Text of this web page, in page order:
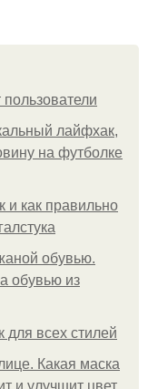
лайфхак,
на футболке
и как правильно
обувью.
обувью из
для всех стилей
Какая маска
и улучшит цвет